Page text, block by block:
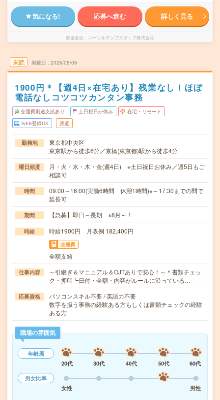
気になる! 応募へ進む 詳しく見る
派遣会社 パーソルテンプスタッフ株式会社
未読 掲載日 2026/08/09
1900円＊【週4日×在宅あり】残業なし！ほぼ
電話なしコツコツカンタン事務
交通費別途支給あり 土日祝日が休み 在宅・リモート
WEB登録OK 派遣
勤務地
東京都中央区
東京駅から徒歩6分／京橋(東京都)駅から徒歩4分
曜日頻度
月・火・水・木・金(週4日) ※土日祝日お休み／週5日もご
相談可
時間
09:00～16:00(実働6時間 休憩1時間)※～17:30までの間で
延長可
期間 【急募】即日～長期 ※8月～！
時給 時給1900円 月収例 182,400円
交通費
全額支給
仕事内容
～引継ぎ＆マニュアル＆OJTありで安心！～＊書類チェッ
ク・押印┗日付・金額・内容がルールに沿っている…
応募資格
パソコンスキル不要 / 英語力不要
数字を扱う事務の経験ある方もしくは書類チェックの経験
ある方
職場の雰囲気
年齢層
20代
30代 40代 50代
60代
男女比率
女性
男性